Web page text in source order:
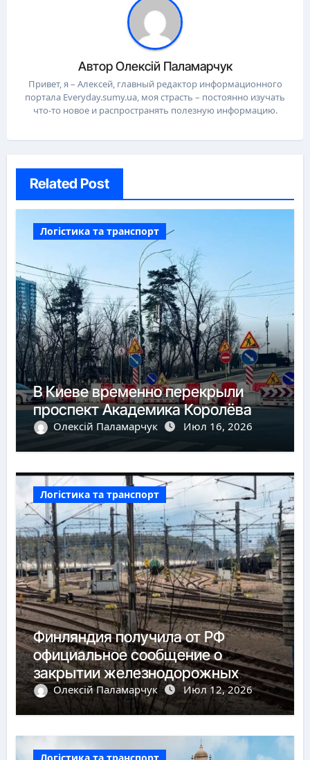
АвторОлексій Паламарчук
Привет, я – Алексей, главный редактор информационного
портала Everyday.sumy.ua, моя страсть – постоянно изучать
что-то новое и распространять полезную информацию.
Related Post
Логістика та транспорт
В Киеве временно перекрыли
проспект Академика Королёва
Олексій Паламарчук Июл 16, 2026
Логістика та транспорт
Финляндия получила от РФ
официальное сообщение о
закрытии железнодорожных
пунктов пропуска
Олексій Паламарчук Июл 12, 2026
Логістика та транспорт